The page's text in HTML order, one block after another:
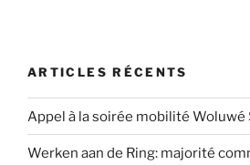
ARTICLES RÉCENTS
Appel à la soirée mobilité
Werken aan de Ring: majorité